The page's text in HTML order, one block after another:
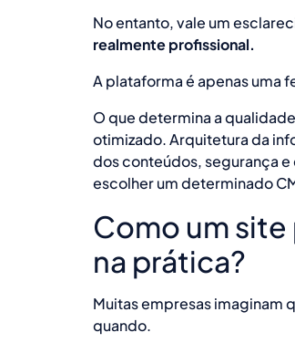
No entanto, vale um
realmente profissional.
A plataforma é apenas uma
O que determina a
otimizado. Arquitetura da
dos conteúdos, segurança
escolher um determinado
Como um
na prática?
Muitas empresas imaginam
quando.